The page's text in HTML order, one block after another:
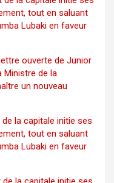
tout en saluant
Lubaki en faveur
ouverte de Junior
Ministre de la
un nouveau
la capitale initie ses
tout en saluant
Lubaki en faveur